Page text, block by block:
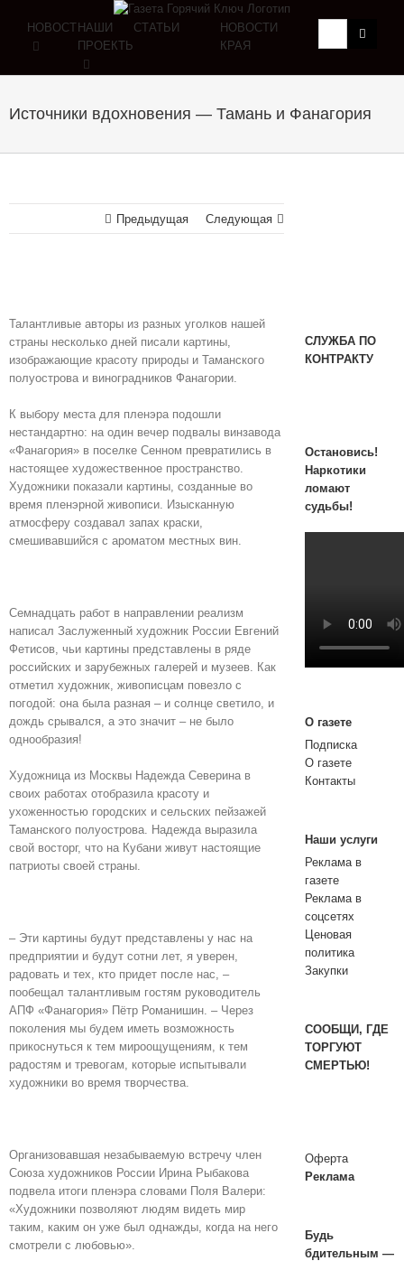
НОВОСТИНАШИ
ПРОЕКТЫ
СТАТЬИ
НОВОСТИ
КРАЯ
Источники вдохновения — Тамань и Фанагория
Предыдущая Следующая
Талантливые авторы из разных уголков нашей
страны несколько дней писали картины,
изображающие красоту природы и Таманского
полуострова и виноградников Фанагории.
К выбору места для пленэра подошли
нестандартно: на один вечер подвалы винзавода
«Фанагория» в поселке Сенном превратились в
настоящее художественное пространство.
Художники показали картины, созданные во
время пленэрной живописи. Изысканную
атмосферу создавал запах краски,
смешивавшийся с ароматом местных вин.
Семнадцать работ в направлении реализм
написал Заслуженный художник России Евгений
Фетисов, чьи картины представлены в ряде
российских и зарубежных галерей и музеев. Как
отметил художник, живописцам повезло с
погодой: она была разная – и солнце светило, и
дождь срывался, а это значит – не было
однообразия!
Художница из Москвы Надежда Северина в
своих работах отобразила красоту и
ухоженностью городских и сельских пейзажей
Таманского полуострова. Надежда выразила
свой восторг, что на Кубани живут настоящие
патриоты своей страны.
– Эти картины будут представлены у нас на
предприятии и будут сотни лет, я уверен,
радовать и тех, кто придет после нас, –
пообещал талантливым гостям руководитель
АПФ «Фанагория» Пётр Романишин. – Через
поколения мы будем иметь возможность
прикоснуться к тем мироощущениям, к тем
радостям и тревогам, которые испытывали
художники во время творчества.
Организовавшая незабываемую встречу член
Союза художников России Ирина Рыбакова
подвела итоги пленэра словами Поля Валери:
«Художники позволяют людям видеть мир
таким, каким он уже был однажды, когда на него
смотрели с любовью».
СЛУЖБА ПО
КОНТРАКТУ
Остановись!
Наркотики
ломают
судьбы!
О газете
Подписка
О газете
Контакты
Наши услуги
Реклама в
газете
Реклама в
соцсетях
Ценовая
политика
Закупки
СООБЩИ, ГДЕ
ТОРГУЮТ
СМЕРТЬЮ!
Оферта
Реклама
Будь
бдительным —